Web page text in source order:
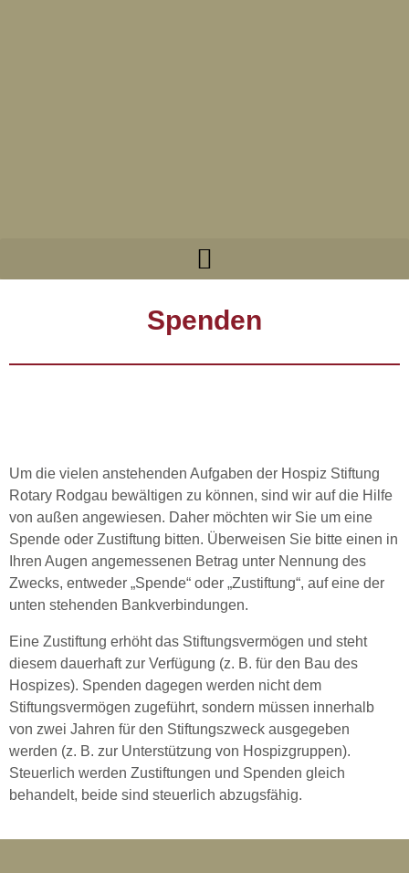
Spenden
Um die vielen anstehenden Aufgaben der Hospiz Stiftung
Rotary Rodgau bewältigen zu können, sind wir auf die Hilfe
von außen angewiesen. Daher möchten wir Sie um eine
Spende oder Zustiftung bitten. Überweisen Sie bitte einen in
Ihren Augen angemessenen Betrag unter Nennung des
Zwecks, entweder „Spende“ oder „Zustiftung“, auf eine der
unten stehenden Bankverbindungen.
Eine Zustiftung erhöht das Stiftungsvermögen und steht
diesem dauerhaft zur Verfügung (z. B. für den Bau des
Hospizes). Spenden dagegen werden nicht dem
Stiftungsvermögen zugeführt, sondern müssen innerhalb
von zwei Jahren für den Stiftungszweck ausgegeben
werden (z. B. zur Unterstützung von Hospizgruppen).
Steuerlich werden Zustiftungen und Spenden gleich
behandelt, beide sind steuerlich abzugsfähig.